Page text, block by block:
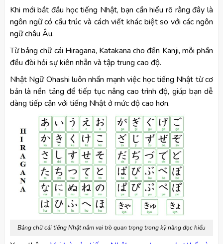
Khi mới bắt đầu học tiếng Nhật, bạn cần hiểu rõ rằng đây là
ngôn ngữ có cấu trúc và cách viết khác biệt so với các ngôn
ngữ châu Âu.
Từ bảng chữ cái Hiragana, Katakana cho đến Kanji, mỗi phần
đều đòi hỏi sự kiên nhẫn và tập trung cao độ.
Nhật Ngữ Ohashi luôn nhấn mạnh việc học tiếng Nhật từ cơ
bản là nền tảng để tiếp tục nâng cao trình độ, giúp bạn dễ
dàng tiếp cận với tiếng Nhật ở mức độ cao hơn.
Bảng chữ cái tiếng Nhật nắm vai trò quan trọng trong kỹ năng đọc hiểu